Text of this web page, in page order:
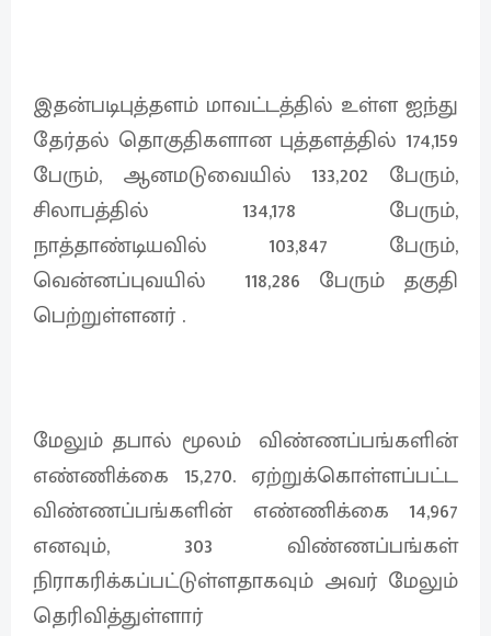
இதன்படிபுத்தளம் மாவட்டத்தில் உள்ள ஐந்து
தேர்தல் தொகுதிகளான புத்தளத்தில் 174,159
பேரும், ஆனமடுவையில் 133,202 பேரும்,
சிலாபத்தில் 134,178 பேரும்,
நாத்தாண்டியவில் 103,847 பேரும்,
வென்னப்புவயில் 118,286 பேரும் தகுதி
பெற்றுள்ளனர் .
மேலும் தபால் மூலம் விண்ணப்பங்களின்
எண்ணிக்கை 15,270. ஏற்றுக்கொள்ளப்பட்ட
விண்ணப்பங்களின் எண்ணிக்கை 14,967
எனவும், 303 விண்ணப்பங்கள்
நிராகரிக்கப்பட்டுள்ளதாகவும் அவர் மேலும்
தெரிவித்துள்ளார்